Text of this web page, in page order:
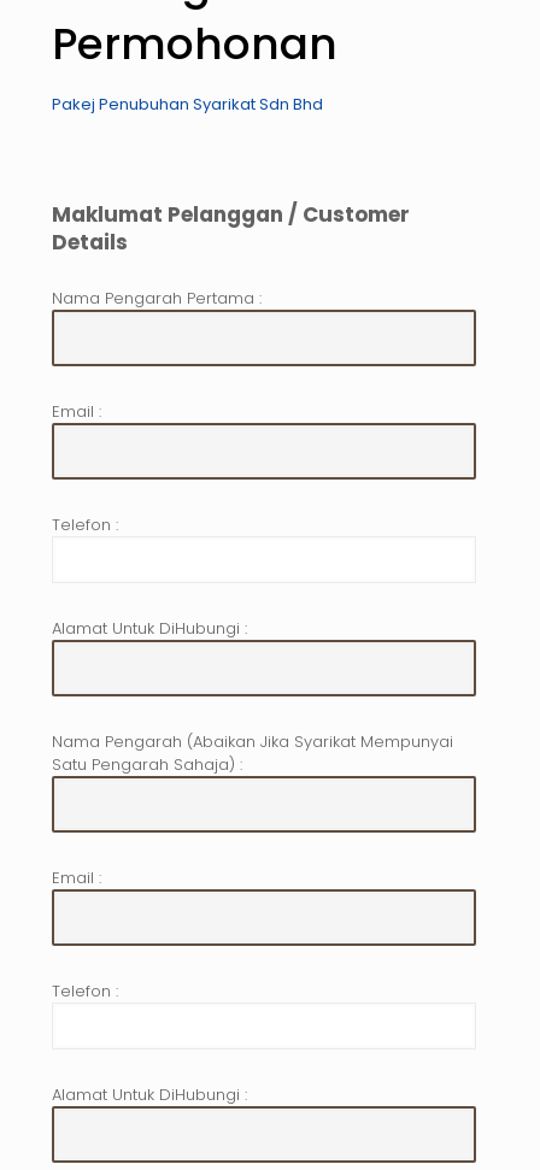
Permohonan
Pakej Penubuhan Syarikat Sdn Bhd
Maklumat Pelanggan / Customer
Details
Nama Pengarah Pertama :
Email :
Telefon :
Alamat Untuk DiHubungi :
Nama Pengarah (Abaikan Jika Syarikat Mempunyai
Satu Pengarah Sahaja) :
Email :
Telefon :
Alamat Untuk DiHubungi :